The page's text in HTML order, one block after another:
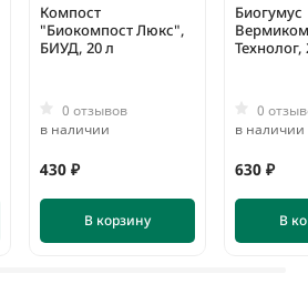
Компост
"Биокомпост Люкс",
БИУД, 20 л
0 отзывов
в наличии
430 ₽
В корзину
Биогумус
Технолог,
0
в наличии
630 ₽
В